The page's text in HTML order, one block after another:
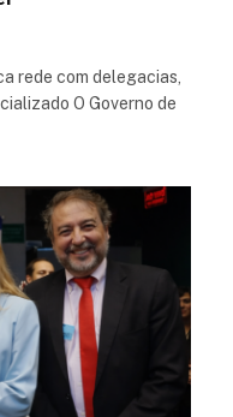
rede com delegacias,
O Governo de